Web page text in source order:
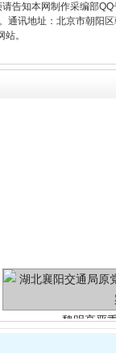
告知本网制作采编部
讯地址：北京市朝阳
。
今年投